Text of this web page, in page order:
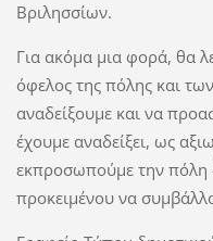
Βριλησσίων.
Για ακόμα μια φορά, θα
όφελος της πόλης και
αναδείξουμε και να
έχουμε αναδείξει, ως
εκπροσωπούμε την πόλη
προκειμένου να